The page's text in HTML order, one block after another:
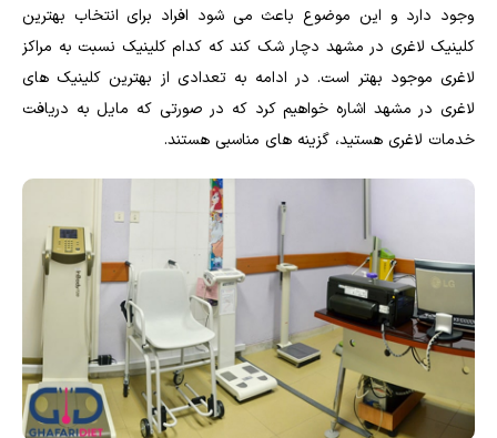
وجود دارد و این موضوع باعث می شود افراد برای انتخاب بهترین
کلینیک لاغری در مشهد دچار شک کند که کدام کلینیک نسبت به مراکز
لاغری موجود بهتر است. در ادامه به تعدادی از بهترین کلینیک های
لاغری در مشهد اشاره خواهیم کرد که در صورتی که مایل به دریافت
خدمات لاغری هستید، گزینه های مناسبی هستند.